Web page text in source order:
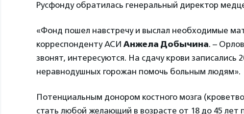
Русфонду обратилась генеральный директор
«Фонд пошел навстречу и выслал необходимые
корреспонденту АСИ Анжела Добычина. –
звонят, интересуются. На сдачу крови записались
неравнодушных горожан помочь больным людям».
Потенциальным донором костного мозга
стать любой желающий в возрасте от 18 до 45 лет